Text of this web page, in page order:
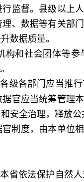
监督。县级以上
、数据等有关部
数据质量。
和社会团体等参
级各部门应当推
官应当统筹管理
安全治理，释放公
度，由本单位
省依法保护自然